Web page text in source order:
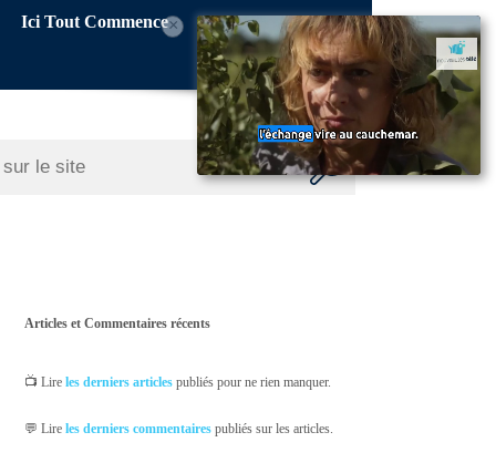
Ici Tout Commence×
Articles et Commentaires récents
📺 Lireles derniers articles publiés pour ne rien manquer.
💬 Lireles derniers commentaires publiés sur les articles.